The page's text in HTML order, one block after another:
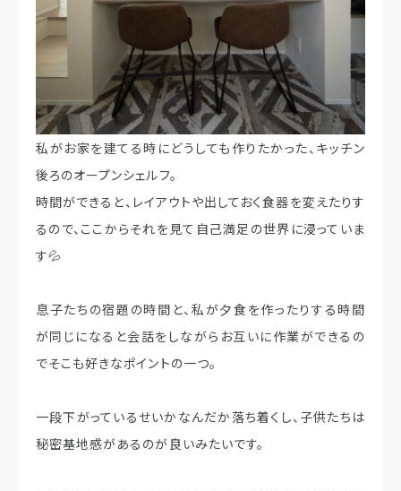
私がお家を建てる時にどうしても作りたかった、キッチン
後ろのオープンシェルフ。
時間ができると、レイアウトや出しておく食器を変えたりす
るので、ここからそれを見て自己満足の世界に浸っていま
す💦
息子たちの宿題の時間と、私が夕食を作ったりする時間
が同じになると会話をしながらお互いに作業ができるの
でそこも好きなポイントの一つ。
一段下がっているせいかなんだか落ち着くし、子供たちは
秘密基地感があるのが良いみたいです。